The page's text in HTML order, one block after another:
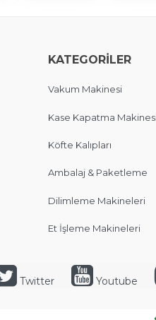
KATEGORİLER
Vakum Makinesi
Kase Kapatma
Köfte Kalıpları
Ambalaj & Paketleme
Dilimleme Makineleri
Et İşleme Makineleri
Twitter Youtube